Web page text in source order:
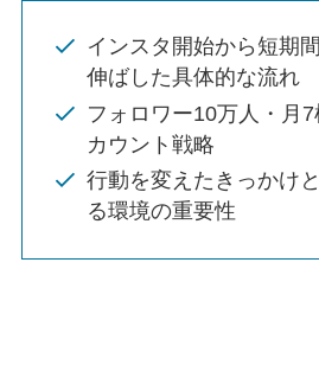
インスタ開始から短期
伸ばした具体的な流れ
フォロワー10万人・月
カウント戦略
行動を変えたきっかけ
る環境の重要性